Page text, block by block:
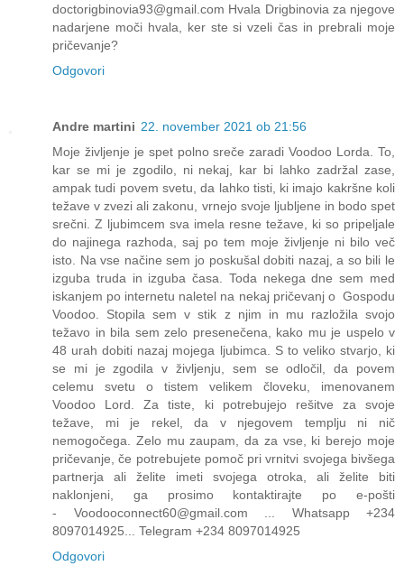
doctorigbinovia93@gmail.com Hvala Drigbinovia za njegove
nadarjene moči hvala, ker ste si vzeli čas in prebrali moje
pričevanje?
Odgovori
Andre martini 22. november 2021 ob 21:56
Moje življenje je spet polno sreče zaradi Voodoo Lorda. To,
kar se mi je zgodilo, ni nekaj, kar bi lahko zadržal zase,
ampak tudi povem svetu, da lahko tisti, ki imajo kakršne koli
težave v zvezi ali zakonu, vrnejo svoje ljubljene in bodo spet
srečni. Z ljubimcem sva imela resne težave, ki so pripeljale
do najinega razhoda, saj po tem moje življenje ni bilo več
isto. Na vse načine sem jo poskušal dobiti nazaj, a so bili le
izguba truda in izguba časa. Toda nekega dne sem med
iskanjem po internetu naletel na nekaj pričevanj o Gospodu
Voodoo. Stopila sem v stik z njim in mu razložila svojo
težavo in bila sem zelo presenečena, kako mu je uspelo v
48 urah dobiti nazaj mojega ljubimca. S to veliko stvarjo, ki
se mi je zgodila v življenju, sem se odločil, da povem
celemu svetu o tistem velikem človeku, imenovanem
Voodoo Lord. Za tiste, ki potrebujejo rešitve za svoje
težave, mi je rekel, da v njegovem templju ni nič
nemogočega. Zelo mu zaupam, da za vse, ki berejo moje
pričevanje, če potrebujete pomoč pri vrnitvi svojega bivšega
partnerja ali želite imeti svojega otroka, ali želite biti
naklonjeni, ga prosimo kontaktirajte po e-pošti
- Voodooconnect60@gmail.com ... Whatsapp +234
8097014925... Telegram +234 8097014925
Odgovori